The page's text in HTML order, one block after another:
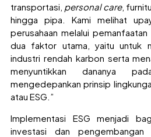
transportasi, personal care,
hingga pipa. Kami melihat
perusahaan melalui
dua faktor utama, yaitu untuk
industri rendah karbon serta
menyuntikkan dananya
mengedepankan prinsip
atau ESG.”
Implementasi ESG menjadi
investasi dan